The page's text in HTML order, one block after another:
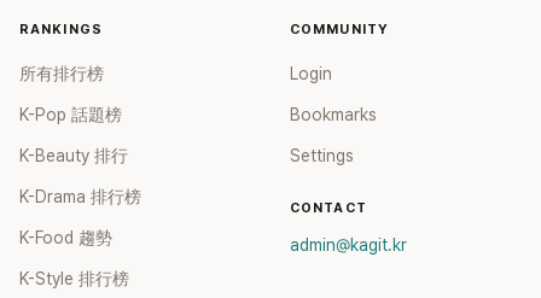
RANKINGS
所有排行榜
K-Pop 話題榜
K-Beauty 排行
K-Drama 排行榜
K-Food 趨勢
K-Style 排行榜
COMMUNITY
Login
Bookmarks
Settings
CONTACT
admin@kagit.kr